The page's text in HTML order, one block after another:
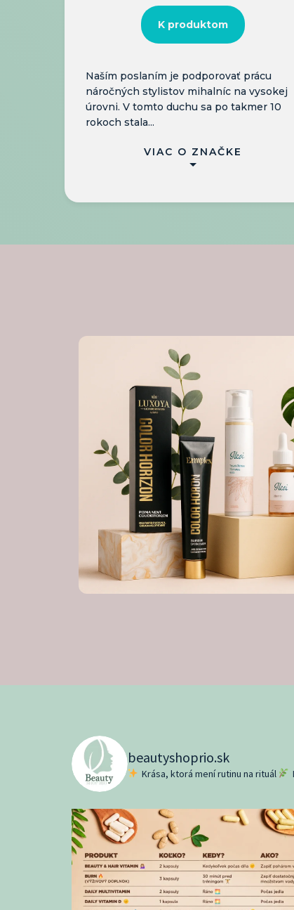
K produktom
Naším poslaním je podporovať prácu
náročných stylistov mihalníc na vysokej
úrovni. V tomto duchu sa po takmer 10
rokoch stala...
VIAC O ZNAČKE
beautyshoprio.sk
Krása, ktorá mení rutinu na rituál